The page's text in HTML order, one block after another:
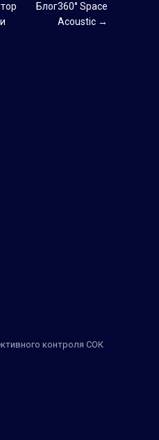
контроля СОК
Блог360° Space
Acoustic →